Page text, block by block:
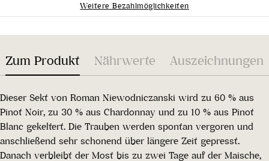
Weitere Bezahlmöglichkeiten
Zum Produkt Nährwerte Auszeichnungen
Dieser Sekt von Roman Niewodniczanski wird zu 60 % aus
Pinot Noir, zu 30 % aus Chardonnay und zu 10 % aus Pinot
Blanc gekeltert. Die Trauben werden spontan vergoren und
anschließend sehr schonend über längere Zeit gepresst.
Danach verbleibt der Most bis zu zwei Tage auf der Maische,